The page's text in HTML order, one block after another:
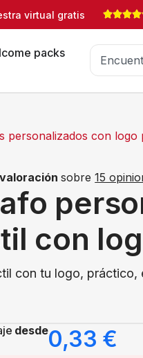
virtual gratis
packs
personalizados con logo
sobre15
con
con tu logo,
desde0,33 €